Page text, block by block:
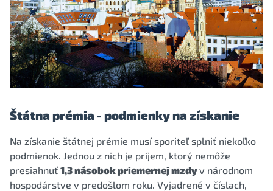
Štátna prémia - podmienky na získanie
Na získanie štátnej prémie musí sporiteľ splniť niekoľko
podmienok. Jednou z nich je príjem, ktorý nemôže
presiahnuť 1,3 násobok priemernej mzdyv národnom
hospodárstve v predošlom roku. Vyjadrené v číslach,